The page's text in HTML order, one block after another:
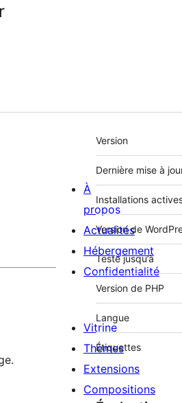
Méta
Version
Dernière mise à
Installations
Version de
Testé jusqu’à
Version de PHP
Langue
Étiquettes
À
propos
Actualités
Hébergement
Confidentialité
Vitrine
Thèmes
Extensions
Compositions